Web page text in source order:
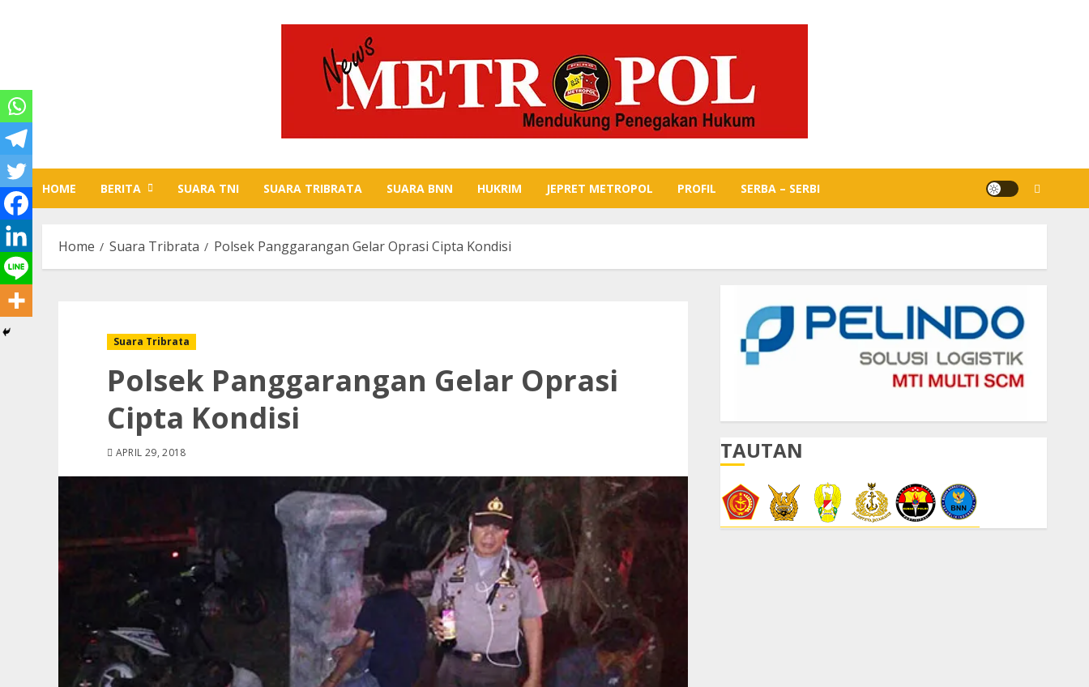
HOME BERITA SUARA TNI SUARA TRIBRATA SUARA BNN HUKRIM JEPRET METROPOL PROFIL SERBA – SERBI
Home Suara Tribrata Polsek Panggarangan Gelar Oprasi Cipta Kondisi
Suara Tribrata
Polsek Panggarangan Gelar Oprasi
Cipta Kondisi
APRIL 29, 2018 TAUTAN